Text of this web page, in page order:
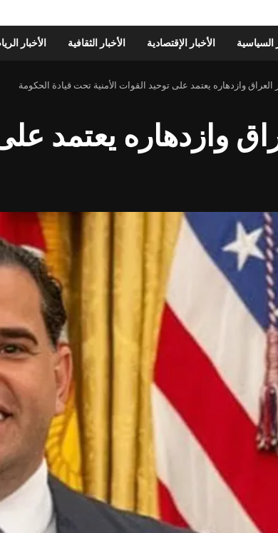
السياسية الأخبار الإقتصادية الأخبار الثقافية الأخبار
العراق وازدهاره يعتمد على توحيد القوات الأمنية تحت قيادة الحكومة
وازدهاره يعتمد